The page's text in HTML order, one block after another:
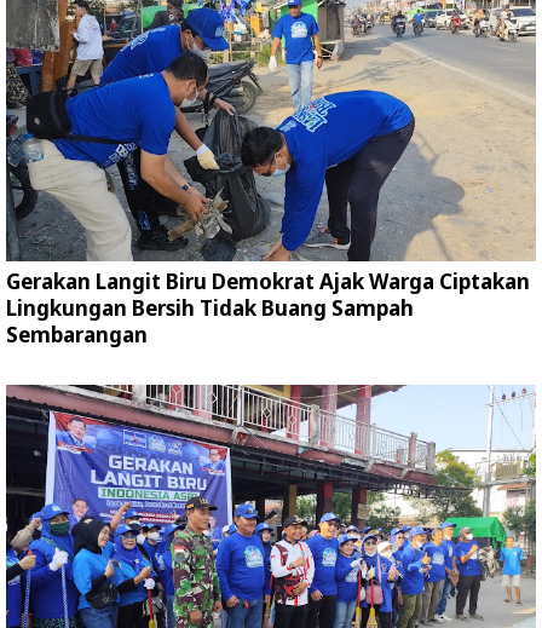
Gerakan Langit Biru Demokrat Ajak Warga Ciptakan
Lingkungan Bersih Tidak Buang Sampah
Sembarangan